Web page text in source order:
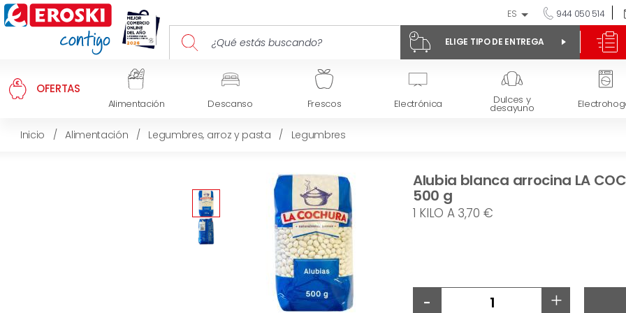
ES 944 050 514
ELIGE TIPO DE ENTREGA
OFERTAS
Alimentación Descanso Frescos Electrónica Dulces y
desayuno
Inicio / Alimentación / Legumbres, arroz y pasta / Legumbres
Alubia blanca arrocina LA
500 g
1 KILO A 3,70 €
- +